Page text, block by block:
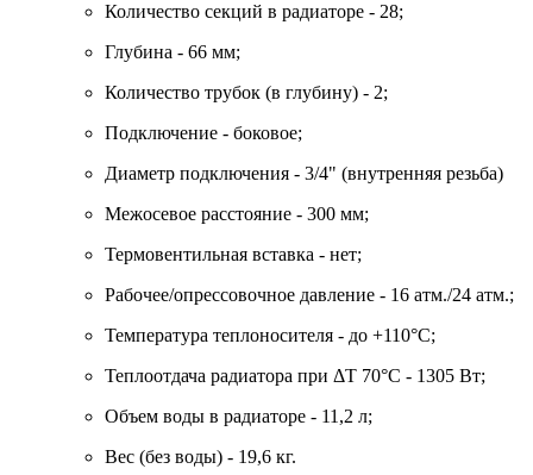
Количество секций в радиаторе - 28;
Глубина - 66 мм;
Количество трубок (в глубину) - 2;
Подключение - боковое;
Диаметр подключения - 3/4" (внутренняя резьба)
Межосевое расстояние - 300 мм;
Термовентильная вставка - нет;
Рабочее/опрессовочное давление - 16 атм./24 атм.;
Температура теплоносителя - до +110°C;
Теплоотдача радиатора при ΔT 70°C - 1305 Вт;
Объем воды в радиаторе - 11,2 л;
Вес (без воды) - 19,6 кг.